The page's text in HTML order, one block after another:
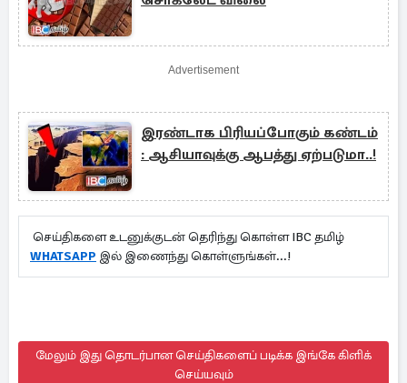
Advertisement
இரண்டாக பிரியப்போகும் கண்டம்
: ஆசியாவுக்கு ஆபத்து ஏற்படுமா..!
செய்திகளை உடனுக்குடன் தெரிந்து கொள்ள IBC தமிழ்
WHATSAPP இல் இணைந்து கொள்ளுங்கள்...!
மேலும் இது தொடர்பான செய்திகளைப் படிக்க இங்கே கிளிக்
செய்யவும்